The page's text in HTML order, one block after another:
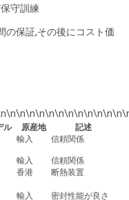
守訓練
の保証,その後にコスト価
ル 原産地
記述
輸入 信頼関係
輸入
信頼関係
香港 断熱装置
輸入 密封性能が良さ